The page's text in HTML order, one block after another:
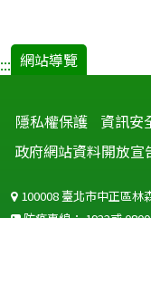
::: 網站導覽
隱私權保護 資訊安
政府網站資料開放宣
100008 臺北市中正區林
防疫專線：1922或